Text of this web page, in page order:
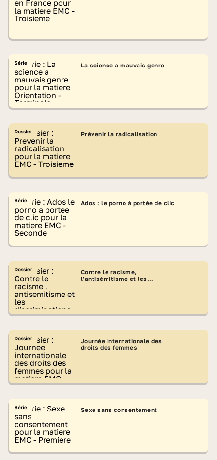
Série La science a mauvais genre
Dossier Prévenir la radicalisation
Série Ados : le porno à portée de clic
Dossier
Contre le racisme,
l'antisémitisme et les
Dossier
Journée internationale des
droits des femmes
Série Sexe sans consentement